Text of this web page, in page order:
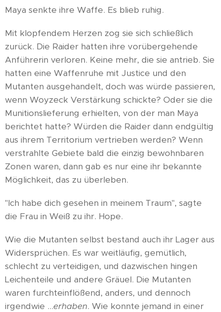
Maya senkte ihre Waffe. Es blieb ruhig.
Mit klopfendem Herzen zog sie sich schließlich
zurück. Die Raider hatten ihre vorübergehende
Anführerin verloren. Keine mehr, die sie antrieb. Sie
hatten eine Waffenruhe mit Justice und den
Mutanten ausgehandelt, doch was würde passieren,
wenn Woyzeck Verstärkung schickte? Oder sie die
Munitionslieferung erhielten, von der man Maya
berichtet hatte? Würden die Raider dann endgültig
aus ihrem Territorium vertrieben werden? Wenn
verstrahlte Gebiete bald die einzig bewohnbaren
Zonen waren, dann gab es nur eine ihr bekannte
Möglichkeit, das zu überleben.
"Ich habe dich gesehen in meinem Traum", sagte
die Frau in Weiß zu ihr. Hope.
Wie die Mutanten selbst bestand auch ihr Lager aus
Widersprüchen. Es war weitläufig, gemütlich,
schlecht zu verteidigen, und dazwischen hingen
Leichenteile und andere Gräuel. Die Mutanten
waren furchteinflößend, anders, und dennoch
irgendwie ...erhaben. Wie konnte jemand in einer